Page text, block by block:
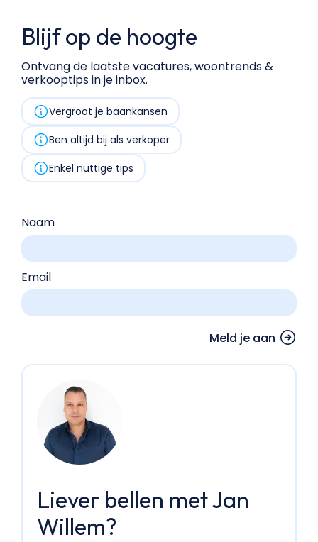
Blijf op de hoogte
Ontvang de laatste vacatures, woontrends &
verkooptips in je inbox.
Vergroot je baankansen
Ben altijd bij als verkoper
Enkel nuttige tips
Naam
Email
Liever bellen met Jan
Willem?